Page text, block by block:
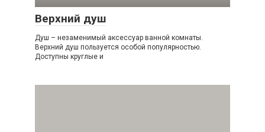
Верхний душ
Душ – незаменимый аксессуар ванной комнаты.
Верхний душ пользуется особой популярностью.
Доступны круглые и